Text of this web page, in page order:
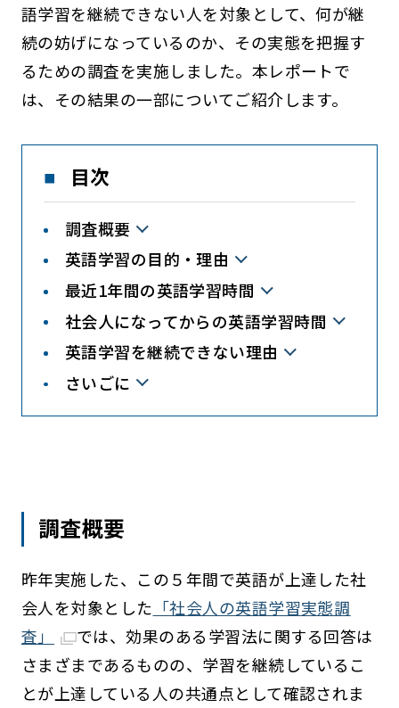
語学習を継続できない人を対象として、何が継
続の妨げになっているのか、その実態を把握す
るための調査を実施しました。本レポートで
は、その結果の一部についてご紹介します。
目次
調査概要
英語学習の目的・理由
最近1年間の英語学習時間
社会人になってからの英語学習時間
英語学習を継続できない理由
さいごに
調査概要
昨年実施した、この５年間で英語が上達した社
会人を対象とした 「社会人の英語学習実態調
査」
では、効果のある学習法に関する回答は
さまざまであるものの、学習を継続しているこ
とが上達している人の共通点として確認されま